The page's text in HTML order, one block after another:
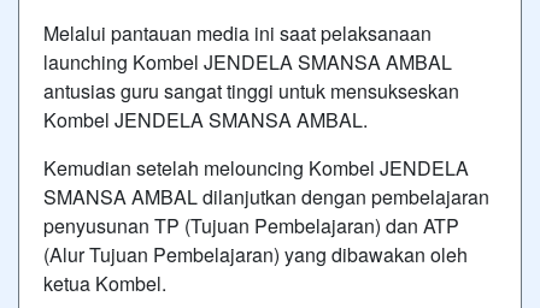
Melalui pantauan media ini saat pelaksanaan
launching Kombel JENDELA SMANSA AMBAL
antusias guru sangat tinggi untuk mensukseskan
Kombel JENDELA SMANSA AMBAL.
Kemudian setelah melouncing Kombel JENDELA
SMANSA AMBAL dilanjutkan dengan pembelajaran
penyusunan TP (Tujuan Pembelajaran) dan ATP
(Alur Tujuan Pembelajaran) yang dibawakan oleh
ketua Kombel.